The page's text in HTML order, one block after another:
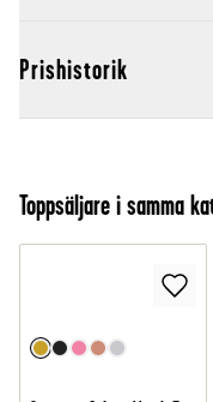
Prishistorik
Toppsäljare i samma